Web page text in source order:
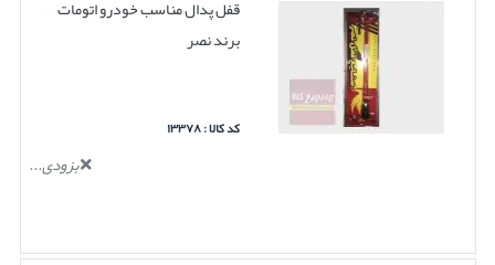
قفل پدال مناسب خودرو اتومات
برند نصر
کد کالا : ۱۳۳۷۸
بزودی...